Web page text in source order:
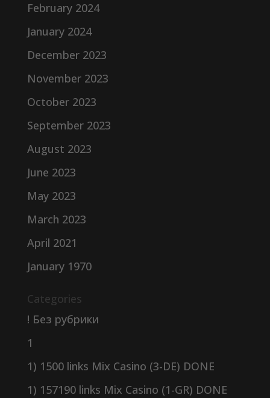
February 2024
January 2024
December 2023
November 2023
October 2023
September 2023
August 2023
June 2023
May 2023
March 2023
April 2021
January 1970
Categories
! Без рубрики
1
1) 1500 links Mix Casino (3-DE) DONE
1) 157190 links Mix Casino (1-GR) DONE